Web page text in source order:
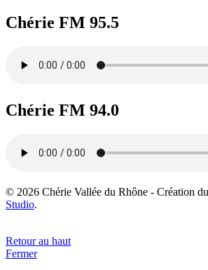
Chérie FM 95.5
Chérie FM 94.0
© 2026 Chérie Vallée du Rhône - Création
Studio.
Retour au haut
Fermer